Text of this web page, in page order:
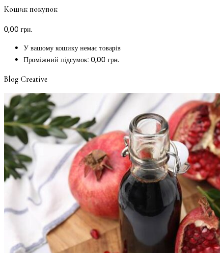
Кошик покупок
0,00 грн.
У вашому кошику немає товарів
Проміжний підсумок: 0,00 грн.
Blog Creative